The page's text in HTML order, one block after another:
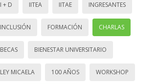
I + D IITEA IITAE INGRESANTES
INCLUSIÓN FORMACIÓN CHARLAS
BECAS BIENESTAR UNIVERSITARIO
LEY MICAELA 100 AÑOS WORKSHOP